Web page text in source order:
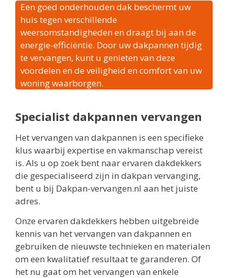
Een goed onderhouden dak beschermt uw
huis tegen verschillende
weersomstandigheden en draagt bij aan de
energie-efficiëntie. Door uw dakpannen tijdig
te vervangen, kunt u genieten van deze
voordelen en de veiligheid en comfort van uw
woning waarborgen.
Specialist dakpannen vervangen
Het vervangen van dakpannen is een specifieke
klus waarbij expertise en vakmanschap vereist
is. Als u op zoek bent naar ervaren dakdekkers
die gespecialiseerd zijn in dakpan vervanging,
bent u bij Dakpan-vervangen.nl aan het juiste
adres.
Onze ervaren dakdekkers hebben uitgebreide
kennis van het vervangen van dakpannen en
gebruiken de nieuwste technieken en materialen
om een kwalitatief resultaat te garanderen. Of
het nu gaat om het vervangen van enkele